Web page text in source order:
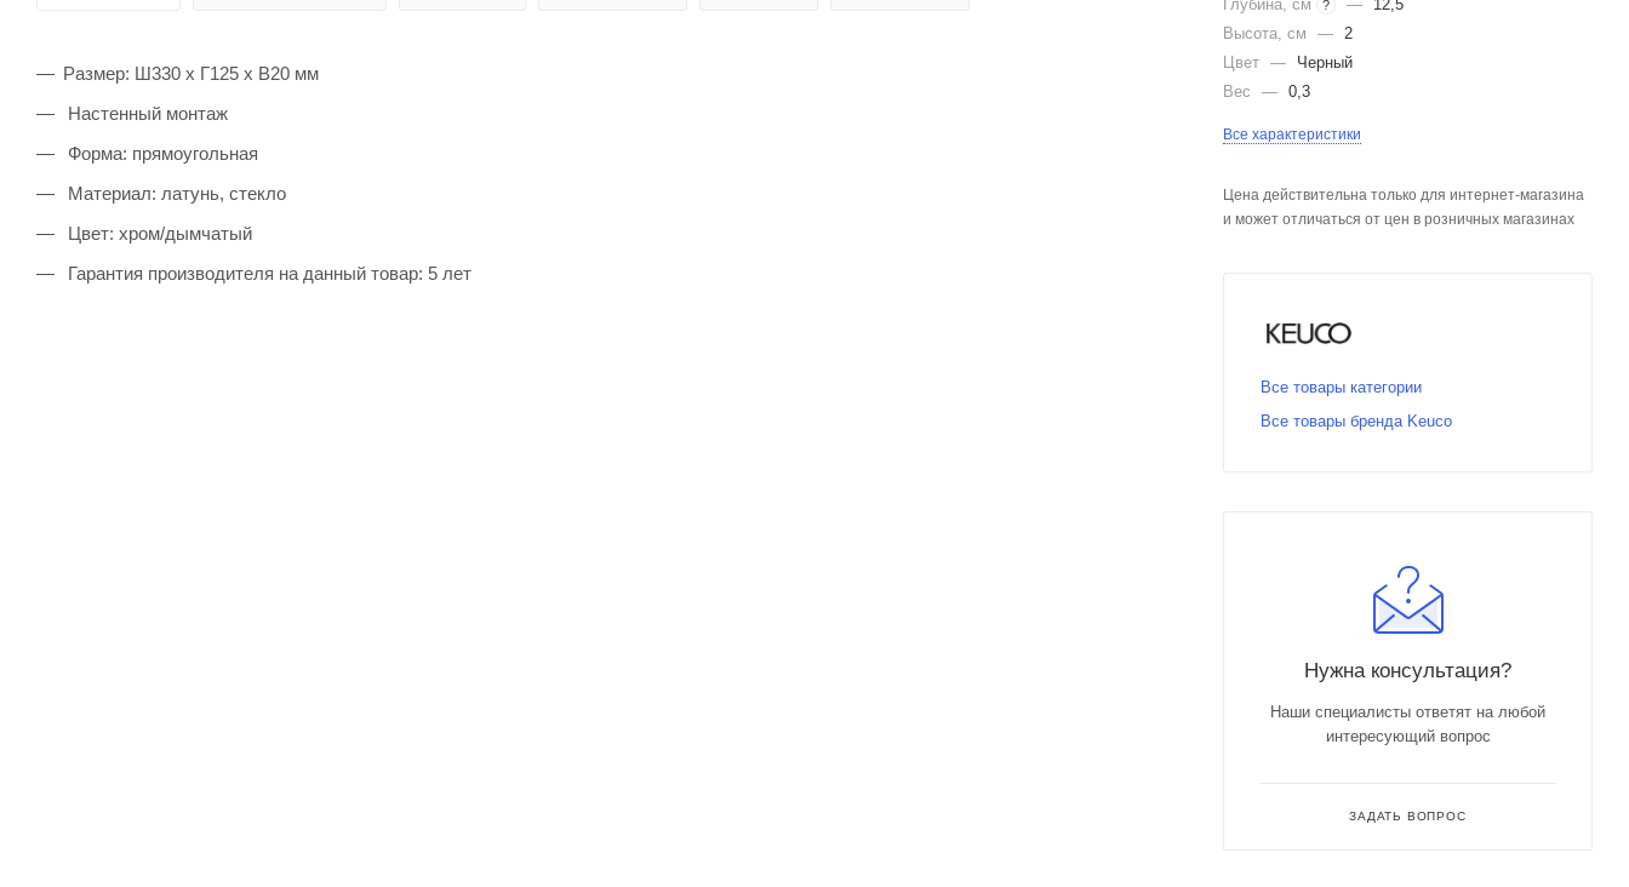
Размер: Ш330 х Г125 х В20 мм
Настенный монтаж
Форма: прямоугольная
Материал: латунь, стекло
Цвет: хром/дымчатый
Гарантия производителя на данный товар: 5 лет
Глубина, см
? —
12,5
Высота, см
— 2
Цвет —
Черный
Вес
— 0,3
Все характеристики
Цена действительна только для интернет-магазина
и может отличаться от цен в розничных магазинах
Все товары категории
Все товары бренда Keuco
Нужна консультация?
Наши специалисты ответят на любой
интересующий вопрос
ЗАДАТЬ ВОПРОС